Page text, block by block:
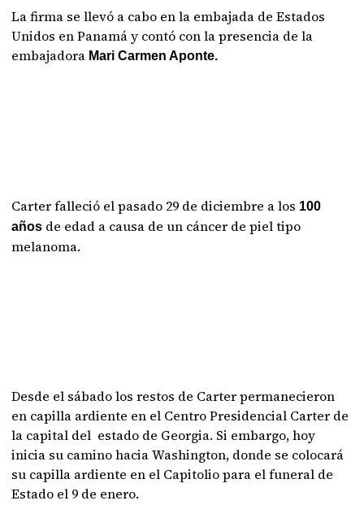
La firma se llevó a cabo en la embajada de Estados
Unidos en Panamá y contó con la presencia de la
embajadora Mari Carmen Aponte.
Carter falleció el pasado 29 de diciembre a los 100
años de edad a causa de un cáncer de piel tipo
melanoma.
Desde el sábado los restos de Carter permanecieron
en capilla ardiente en el Centro Presidencial Carter de
la capital del estado de Georgia. Si embargo, hoy
inicia su camino hacia Washington, donde se colocará
su capilla ardiente en el Capitolio para el funeral de
Estado el 9 de enero.